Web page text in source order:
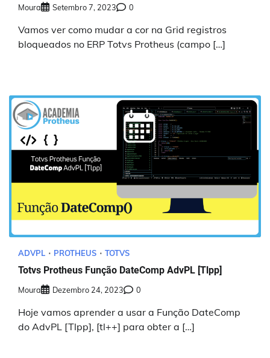
Moura Setembro 7, 2023 0
Vamos ver como mudar a cor na Grid registros
bloqueados no ERP Totvs Protheus (campo […]
ADVPL PROTHEUS TOTVS
Totvs Protheus Função DateComp AdvPL [Tlpp]
Moura Dezembro 24, 2023 0
Hoje vamos aprender a usar a Função DateComp
do AdvPL [Tlpp], [tl++] para obter a […]